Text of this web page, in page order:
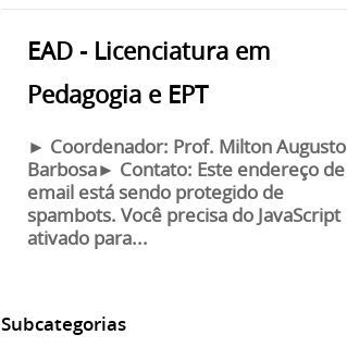
EAD - Licenciatura em
Pedagogia e EPT
► Coordenador: Prof. Milton Augusto
Barbosa► Contato: Este endereço de
email está sendo protegido de
spambots. Você precisa do JavaScript
ativado para...
Subcategorias